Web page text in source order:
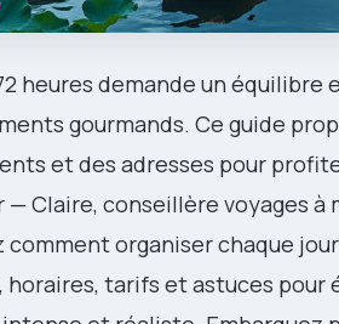
heures demande un équilibre
gourmands. Ce guide
et des adresses pour
Claire, conseillère voyages à
organiser chaque
horaires, tarifs et astuces